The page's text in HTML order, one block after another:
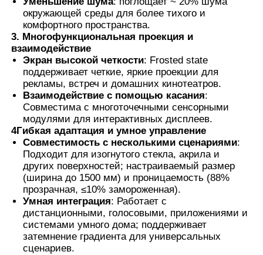
окружающей среды для более тихого и
комфортного пространства.
3. Многофункциональная проекция и
взаимодействие
Экран высокой четкости: Frosted state
поддерживает четкие, яркие проекции для
рекламы, встреч и домашних кинотеатров.
Взаимодействие с помощью касания:
Совместима с многоточечными сенсорными
модулями для интерактивных дисплеев.
4Гибкая адаптация и умное управление
Совместимость с несколькими сценариями:
Подходит для изогнутого стекла, акрила и
других поверхностей; настраиваемый размер
(ширина до 1500 мм) и проницаемость (88%
прозрачная, ≤10% замороженная).
Умная интеграция: Работает с
дистанционными, голосовыми, приложениями и
системами умного дома; поддерживает
затемнение градиента для универсальных
сценариев.